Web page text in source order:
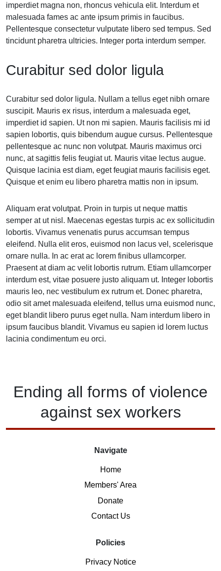
imperdiet magna non, rhoncus vehicula elit. Interdum et
malesuada fames ac ante ipsum primis in faucibus.
Pellentesque consectetur vulputate libero sed tempus. Sed
tincidunt pharetra ultricies. Integer porta interdum semper.
Curabitur sed dolor ligula
Curabitur sed dolor ligula. Nullam a tellus eget nibh ornare
suscipit. Mauris ex risus, interdum a malesuada eget,
imperdiet id sapien. Ut non mi sapien. Mauris facilisis mi id
sapien lobortis, quis bibendum augue cursus. Pellentesque
pellentesque ac nunc non volutpat. Mauris maximus orci
nunc, at sagittis felis feugiat ut. Mauris vitae lectus augue.
Quisque lacinia est diam, eget feugiat mauris facilisis eget.
Quisque et enim eu libero pharetra mattis non in ipsum.
Aliquam erat volutpat. Proin in turpis ut neque mattis
semper at ut nisl. Maecenas egestas turpis ac ex sollicitudin
lobortis. Vivamus venenatis purus accumsan tempus
eleifend. Nulla elit eros, euismod non lacus vel, scelerisque
ornare nulla. In ac erat ac lorem finibus ullamcorper.
Praesent at diam ac velit lobortis rutrum. Etiam ullamcorper
interdum est, vitae posuere justo aliquam ut. Integer lobortis
mauris leo, nec vestibulum ex rutrum et. Donec pharetra,
odio sit amet malesuada eleifend, tellus urna euismod nunc,
eget blandit libero purus eget nulla. Nam interdum libero in
ipsum faucibus blandit. Vivamus eu sapien id lorem luctus
lacinia condimentum eu orci.
Ending all forms of violence
against sex workers
Navigate
Home
Members' Area
Donate
Contact Us
Policies
Privacy Notice